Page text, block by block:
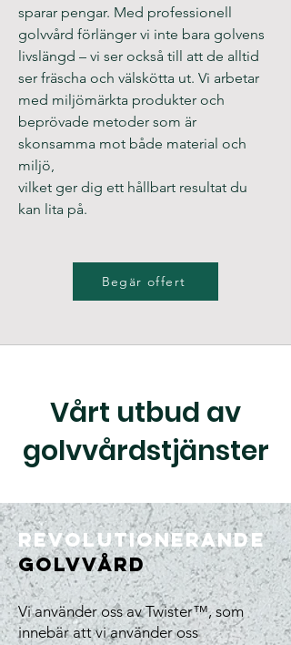
sparar pengar. Med professionell
golvvård förlänger vi inte bara golvens
livslängd – vi ser också till att de alltid
ser fräscha och välskötta ut. Vi arbetar
med miljömärkta produkter och
beprövade metoder som är
skonsamma mot både material och
miljö,
vilket ger dig ett hållbart resultat du
kan lita på.
Begär offert
Vårt utbud av
golvvårdstjänster
REVOLUTIONERANDE
GOLVVÅRD
Vi använder oss av Twister™, som
innebär att vi använder oss